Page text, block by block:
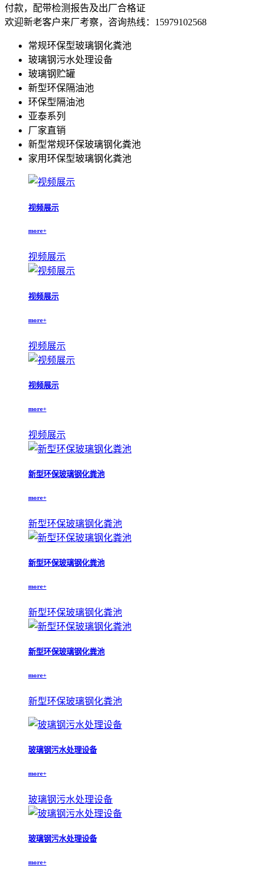
付款，配带检测报告及出厂合格证
欢迎新老客户来厂考察，咨询热线：15979102568
常规环保型玻璃钢化粪池
玻璃钢污水处理设备
玻璃钢贮罐
新型环保隔油池
环保型隔油池
亚泰系列
厂家直销
新型常规环保玻璃钢化粪池
家用环保型玻璃钢化粪池
视频展示
more+
视频展示
视频展示
more+
视频展示
视频展示
more+
视频展示
新型环保玻璃钢化粪池
more+
新型环保玻璃钢化粪池
新型环保玻璃钢化粪池
more+
新型环保玻璃钢化粪池
新型环保玻璃钢化粪池
more+
新型环保玻璃钢化粪池
玻璃钢污水处理设备
more+
玻璃钢污水处理设备
玻璃钢污水处理设备
more+